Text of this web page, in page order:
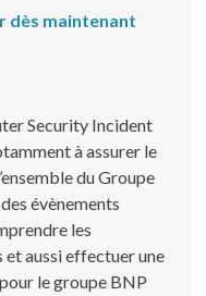
dès maintenant
Security Incident
à assurer le
du Groupe
évènements
les
et aussi effectuer une
le groupe BNP